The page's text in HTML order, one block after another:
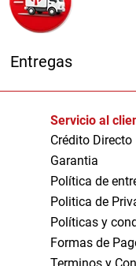
Entregas
Servicio al
Crédito Directo
Garantia
Política de
Politica de
Políticas y
Formas de